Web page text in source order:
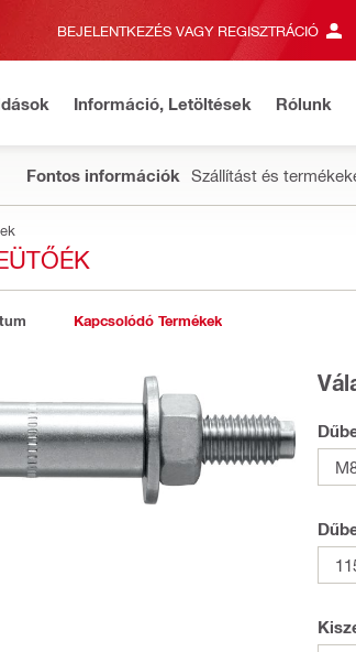
BEJELENTKEZÉS VAGY REGISZTRÁCIÓ
Információ, Letöltések Rólunk
Fontos információk Szállítást és
Kapcsolódó Termékek